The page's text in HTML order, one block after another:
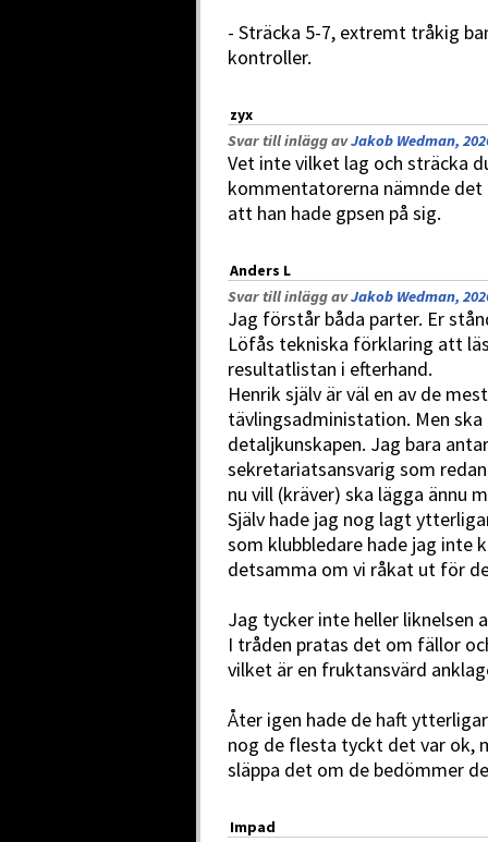
- Sträcka 5-7, extremt tråkig
kontroller.
zyx
Svar till inlägg avJakob Wedman,
Vet inte vilket lag och sträcka
kommentatorerna nämnde
att han hade gpsen på sig.
Anders L
Svar till inlägg avJakob Wedman,
Jag förstår båda parter. Er
Löfås tekniska förklaring att
resultatlistan i efterhand.
Henrik själv är väl en av de
tävlingsadministation. Men
detaljkunskapen. Jag bara
sekretariatsansvarig som
nu vill (kräver) ska lägga ännu
Själv hade jag nog lagt
som klubbledare hade jag inte
detsamma om vi råkat ut för
Jag tycker inte heller liknelsen
I tråden pratas det om fällor
vilket är en fruktansvärd
Åter igen hade de haft
nog de flesta tyckt det var ok,
släppa det om de bedömmer
Impad